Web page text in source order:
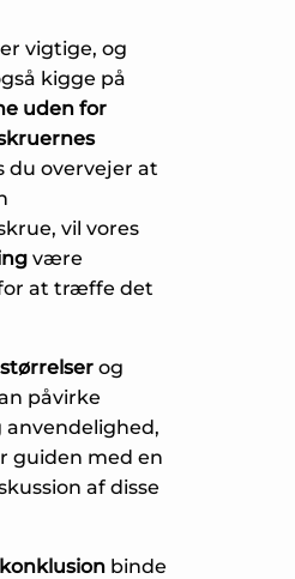
vigtige, og
kigge på
uden for
du overvejer at
vil vores
være
at træffe det
størrelser og
påvirke
guiden med en
af disse
konklusion binde